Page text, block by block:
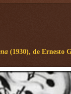
(1930), de Ernesto